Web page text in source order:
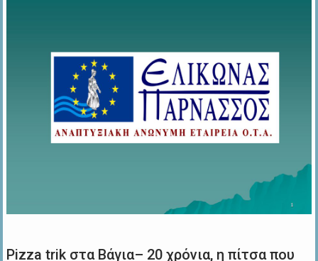
Pizza trik στα Βάγια– 20 χρόνια, η πίτσα που